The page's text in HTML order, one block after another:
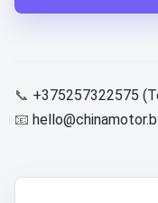
📞 +375257322575
📧